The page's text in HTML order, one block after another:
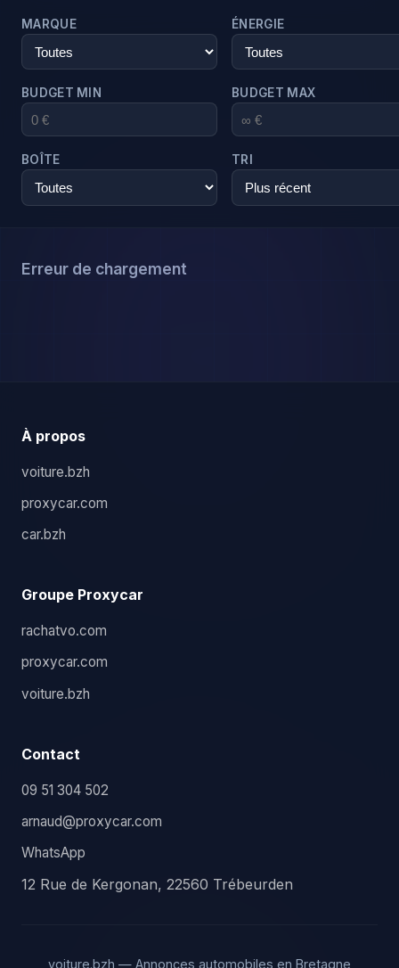
MARQUE ÉNERGIE
BUDGET MIN BUDGET MAX
BOÎTE TRI
Erreur de chargement
À propos
voiture.bzh
proxycar.com
car.bzh
Groupe Proxycar
rachatvo.com
proxycar.com
voiture.bzh
Contact
09 51 304 502
arnaud@proxycar.com
WhatsApp
12 Rue de Kergonan, 22560 Trébeurden
voiture.bzh — Annonces automobiles en Bretagne